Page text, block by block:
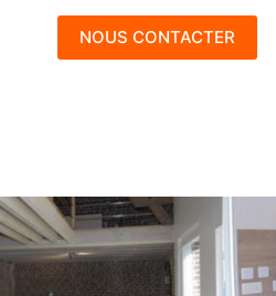
NOUS CONTACTER